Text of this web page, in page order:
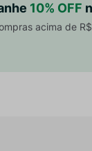
10% OFF
acima de